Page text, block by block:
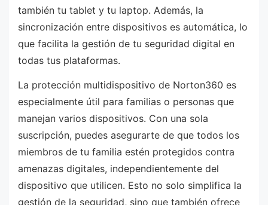
también tu tablet y tu laptop. Además, la
sincronización entre dispositivos es automática, lo
que facilita la gestión de tu seguridad digital en
todas tus plataformas.
La protección multidispositivo de Norton360 es
especialmente útil para familias o personas que
manejan varios dispositivos. Con una sola
suscripción, puedes asegurarte de que todos los
miembros de tu familia estén protegidos contra
amenazas digitales, independientemente del
dispositivo que utilicen. Esto no solo simplifica la
gestión de la seguridad, sino que también ofrece